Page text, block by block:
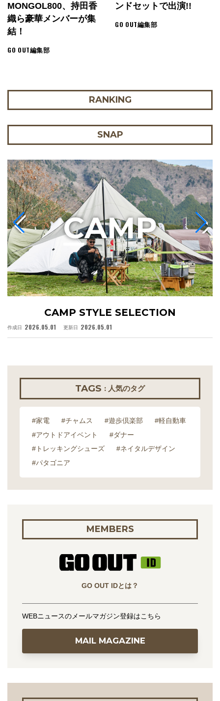
MONGOL800、持田香
織ら豪華メンバーが集
結！
GO OUT編集部
ンドセットで出演!!
GO OUT編集部
RANKING
SNAP
CAMP STYLE SELECTION
作成日 2026.05.01 更新日 2026.05.01
CAMP
TAGS : 人気のタグ
#家電 #チャムス #遊歩倶楽部
#軽自動車
#アウトドアイベント
#ダナー
#トレッキングシューズ
#ネイタルデザイン
#パタゴニア
MEMBERS
GO OUT IDとは？
WEBニュースのメールマガジン登録はこちら
MAIL MAGAZINE